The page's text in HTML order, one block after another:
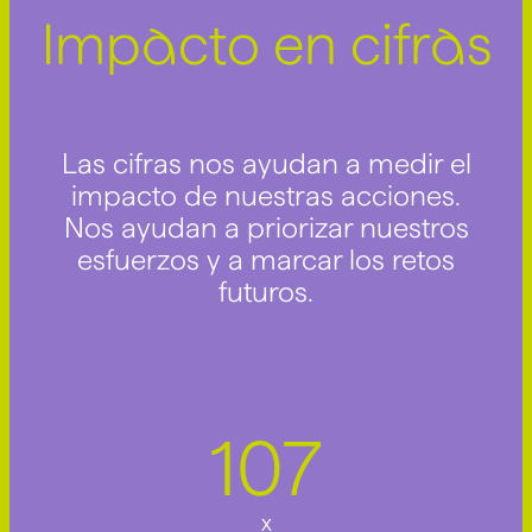
Impacto en cifras
Las cifras nos ayudan a medir el
impacto de nuestras acciones.
Nos ayudan a priorizar nuestros
esfuerzos y a marcar los retos
futuros.
107
x